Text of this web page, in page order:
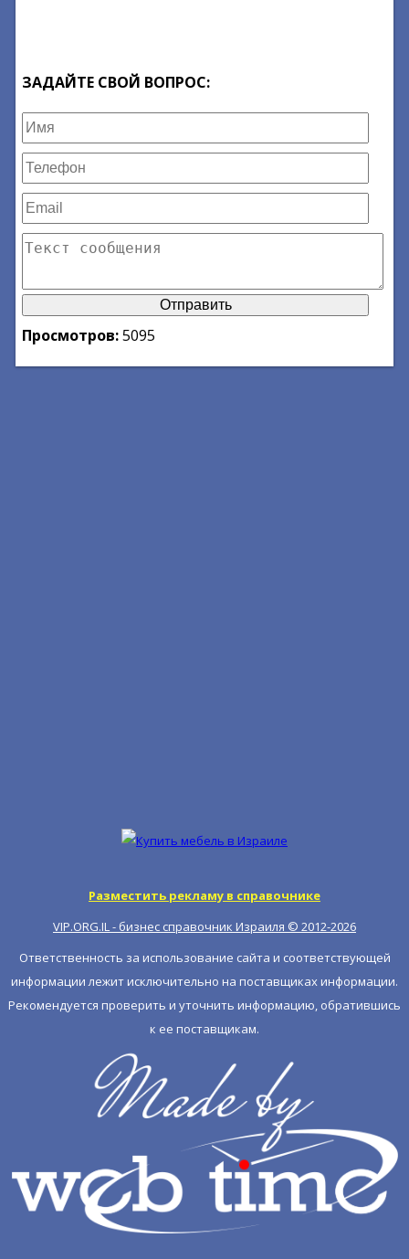
ЗАДАЙТЕ СВОЙ ВОПРОС:
Просмотров:5095
Разместить рекламу в справочнике
VIP.ORG.IL - бизнес справочник Израиля © 2012-2026
Ответственность за использование сайта и соответствующей
информации лежит исключительно на поставщиках информации.
Рекомендуется проверить и уточнить информацию, обратившись
к ее поставщикам.